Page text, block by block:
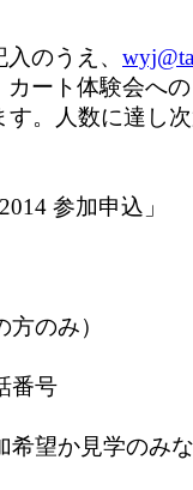
のうえ、
カート体験会へ
す。人数に達し
参加申込」
のみ）
番号
希望か見学のみ